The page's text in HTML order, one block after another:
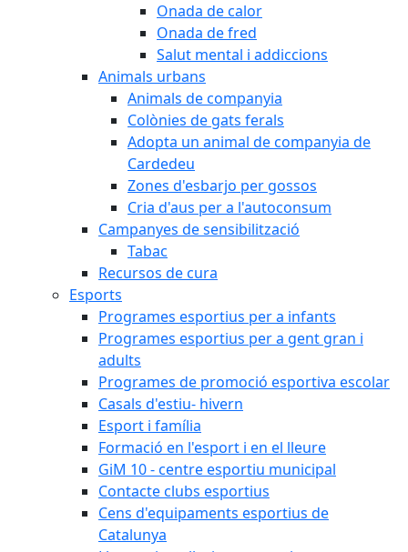
Onada de calor
Onada de fred
Salut mental i addiccions
Animals urbans
Animals de companyia
Colònies de gats ferals
Adopta un animal de companyia de
Cardedeu
Zones d'esbarjo per gossos
Cria d'aus per a l'autoconsum
Campanyes de sensibilització
Tabac
Recursos de cura
Esports
Programes esportius per a infants
Programes esportius per a gent gran i
adults
Programes de promoció esportiva escolar
Casals d'estiu- hivern
Esport i família
Formació en l'esport i en el lleure
GiM 10 - centre esportiu municipal
Contacte clubs esportius
Cens d'equipaments esportius de
Catalunya